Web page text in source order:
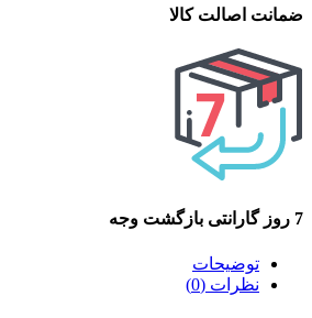
ضمانت اصالت کالا
7 روز گارانتی بازگشت وجه
توضیحات
نظرات (0)